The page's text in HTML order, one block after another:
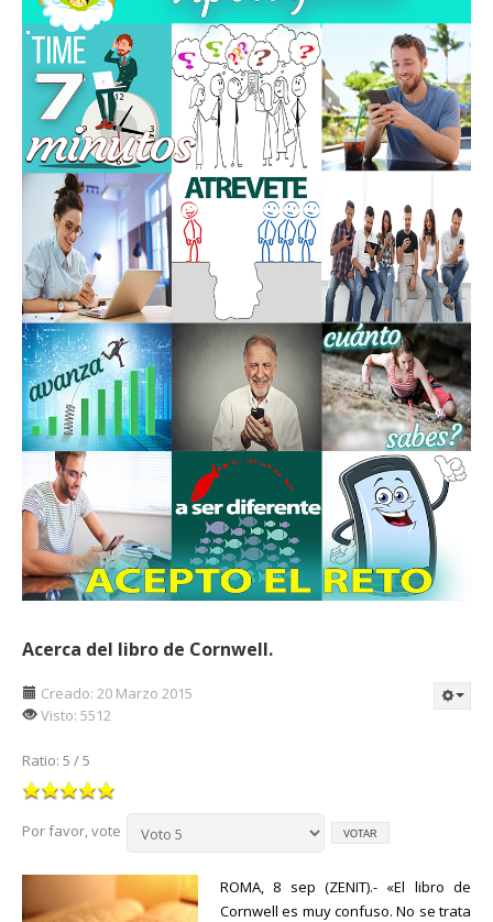
Acerca del libro de Cornwell.
Creado: 20 Marzo 2015
Visto: 5512
Ratio: 5 /5
Por favor, vote
ROMA, 8 sep (ZENIT).- «El libro de
Cornwell es muy confuso. No se trata